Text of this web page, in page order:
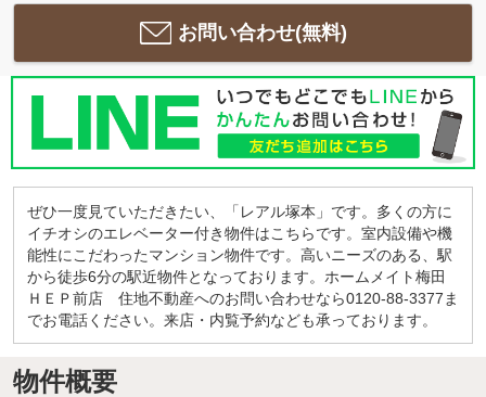
お問い合わせ(無料)
ぜひ一度見ていただきたい、「レアル塚本」です。多くの方に
イチオシのエレベーター付き物件はこちらです。室内設備や機
能性にこだわったマンション物件です。高いニーズのある、駅
から徒歩6分の駅近物件となっております。ホームメイト梅田
ＨＥＰ前店 住地不動産へのお問い合わせなら0120-88-3377ま
でお電話ください。来店・内覧予約なども承っております。
物件概要